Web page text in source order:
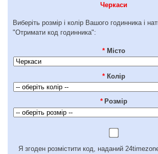
Черкаси
Виберіть розмір і колір Вашого годинника і
"Отримати код годинника":
* Місто
* Колір
* Розмір
Я згоден розмістити код, наданий